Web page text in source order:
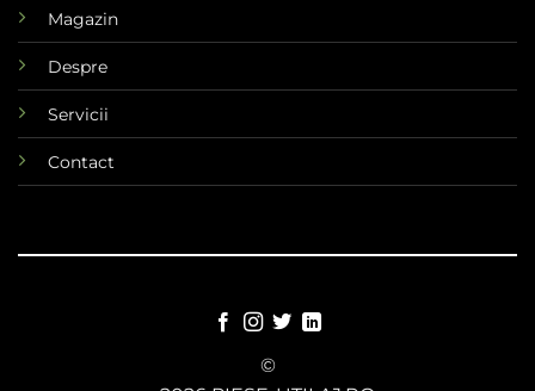
Magazin
Despre
Servicii
Contact
©